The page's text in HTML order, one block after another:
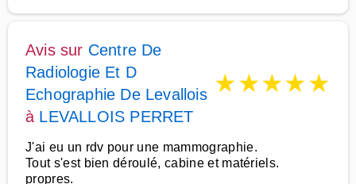
Avis sur Centre De
Radiologie Et D
Echographie De Levallois
à LEVALLOIS PERRET
★★★★★
J'ai eu un rdv pour une mammographie.
Tout s'est bien déroulé, cabine et matériels.
propres.